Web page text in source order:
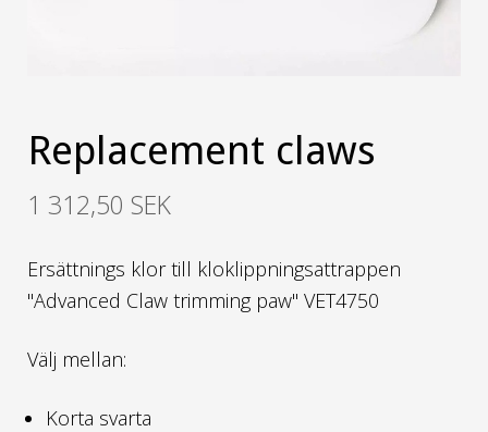
Replacement claws
1 312,50 SEK
Ersättnings klor till kloklippningsattrappen
"Advanced Claw trimming paw" VET4750
Välj mellan:
Korta svarta